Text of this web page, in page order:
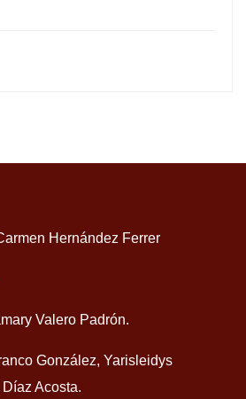
Hernández Ferrer
Valero Padrón.
González, Yarisleidys
Acosta.